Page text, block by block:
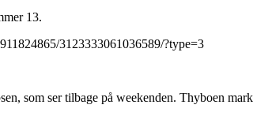
13.
3123333061036589/?type=3
som ser tilbage på weekenden. Thyboen